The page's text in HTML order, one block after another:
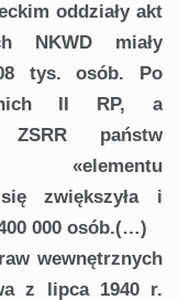
oddziały akt
NKWD miały
tys. osób. Po
II RP, a
ZSRR państw
«elementu
zwiększyła i
000 osób.(…)
wewnętrznych
z lipca 1940 r.